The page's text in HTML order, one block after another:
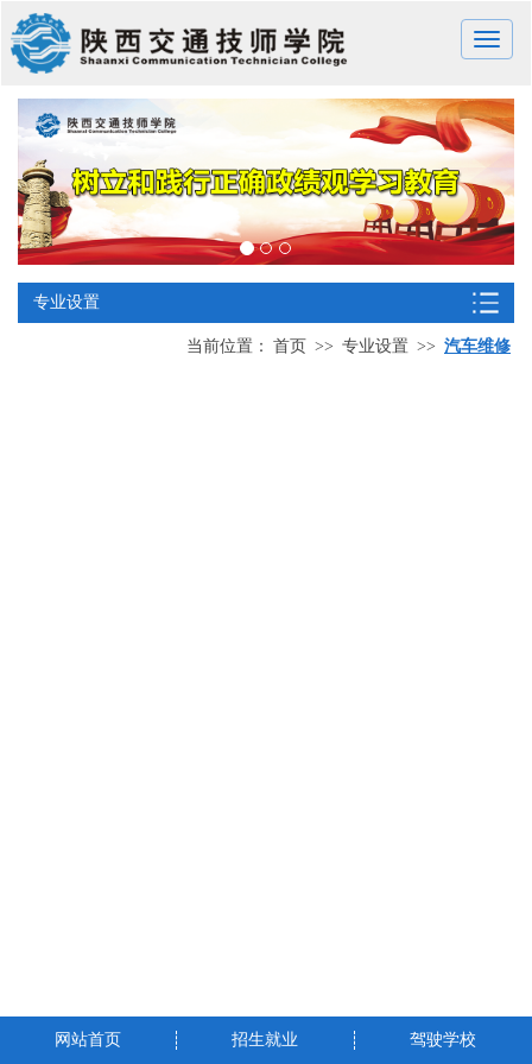
Toggle
专业设置
当前位置： 首页 >> 专业设置 >> 汽车维修
网站首页 招生就业 驾驶学校